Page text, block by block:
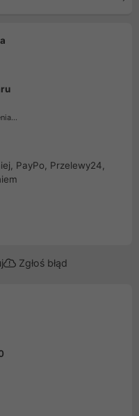
PayPo, Przelewy24,
Zgłoś błąd